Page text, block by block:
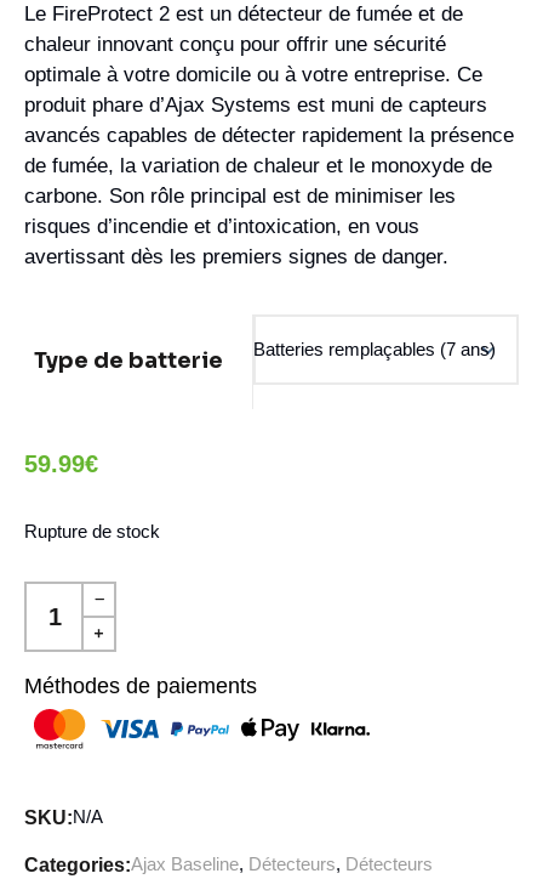
Le FireProtect 2 est un détecteur de fumée et de
chaleur innovant conçu pour offrir une sécurité
optimale à votre domicile ou à votre entreprise. Ce
produit phare d’Ajax Systems est muni de capteurs
avancés capables de détecter rapidement la présence
de fumée, la variation de chaleur et le monoxyde de
carbone. Son rôle principal est de minimiser les
risques d’incendie et d’intoxication, en vous
avertissant dès les premiers signes de danger.
Type de batterie
59.99€
Rupture de stock
Méthodes de paiements
SKU:N/A
Categories:Ajax Baseline, Détecteurs, Détecteurs